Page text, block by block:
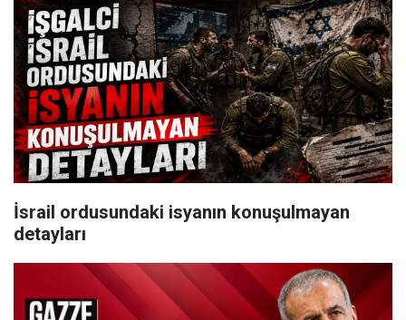
İsrail ordusundaki isyanın konuşulmayan
detayları